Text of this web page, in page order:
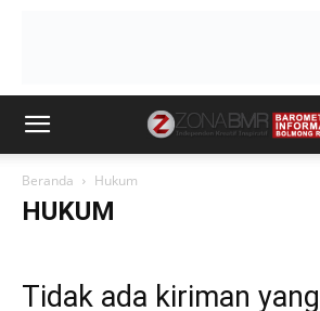
Beranda Hukum
HUKUM
Tidak ada kiriman yang